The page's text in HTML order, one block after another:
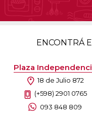
ENCONTRÁ
Plaza
18 de Julio 872
(+598) 2901 0765
093 848 809